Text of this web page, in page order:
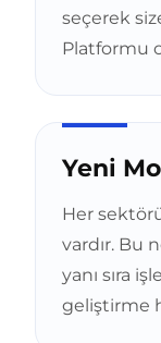
seçerek
Platformu
Yeni
Her
vardır. Bu
yanı sıra
geliştirme